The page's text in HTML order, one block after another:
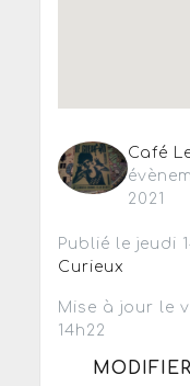
Café
2021
Publié le jeudi
Curieux
Mise à jour le
14h22